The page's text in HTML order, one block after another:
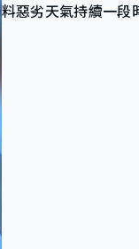
料惡劣天氣持續一